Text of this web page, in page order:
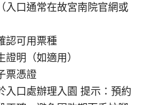
入口通常在故宮南院官網或
認可用票種
明（如適用）
票憑證
入口處辦理入園 提示：預約